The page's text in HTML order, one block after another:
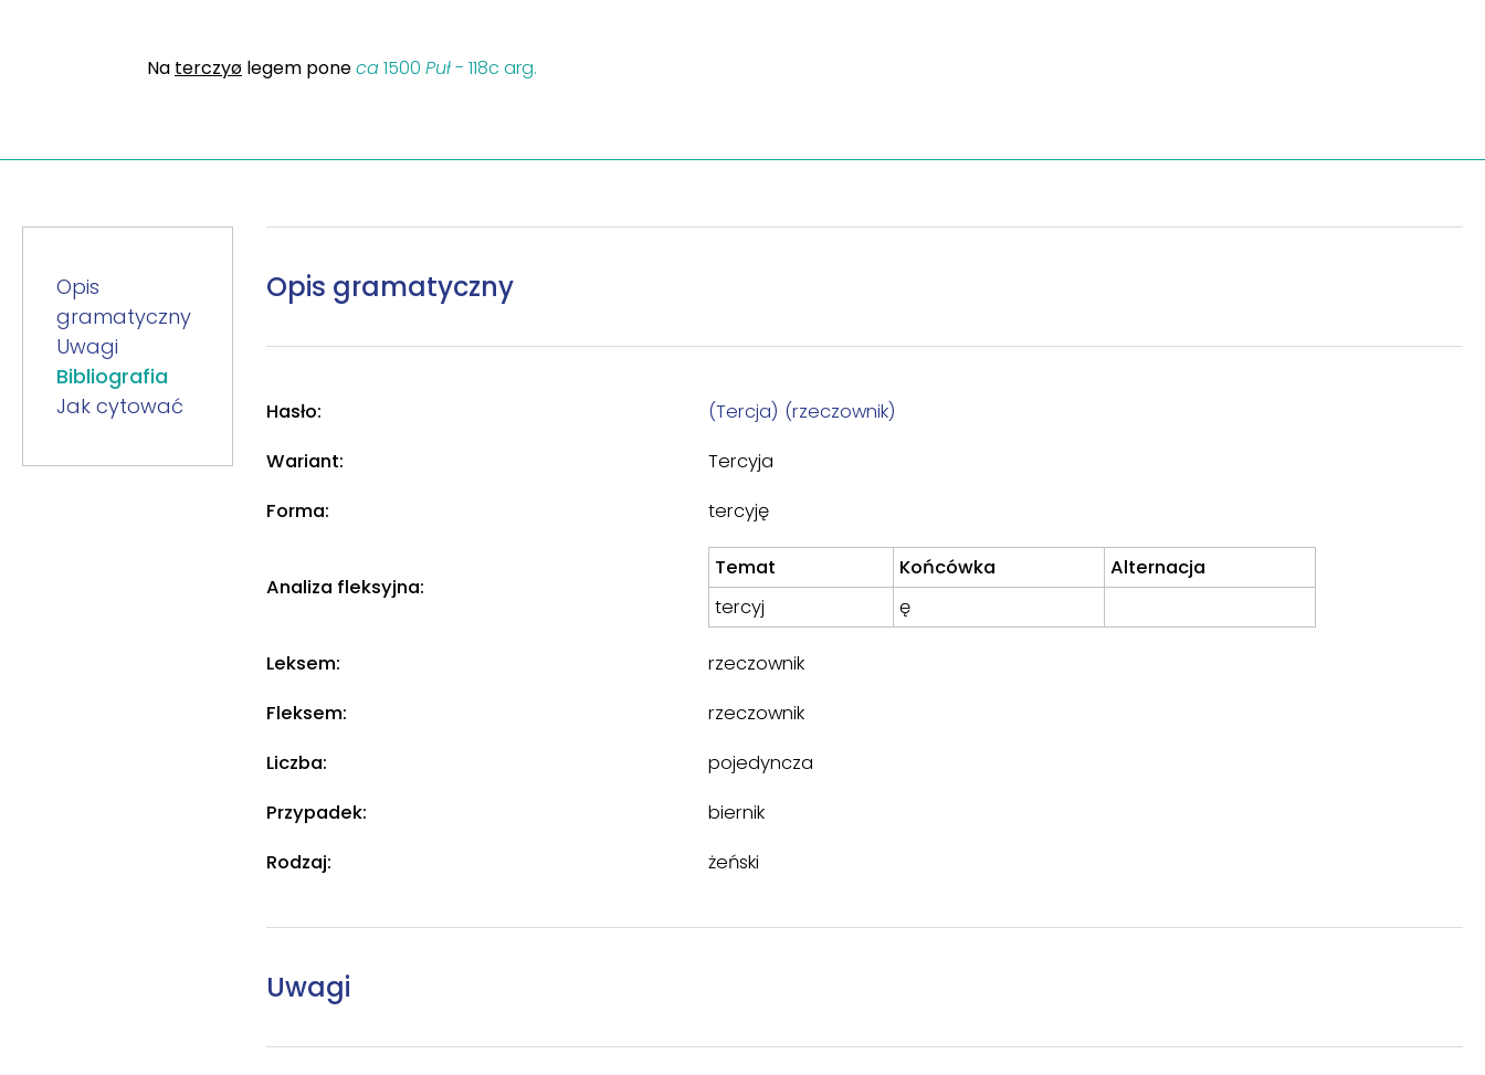
Na terczyø legem poneca1500 Puł- 118c arg.
Opis
gramatyczny
Uwagi
Bibliografia
Jak cytować
Opis gramatyczny
Hasło:
(Tercja) (rzeczownik)
Wariant:
Tercyja
Forma:
tercyję
Analiza fleksyjna:
Temat Końcówka
Alternacja
tercyj
ę
Leksem:
rzeczownik
Fleksem:
rzeczownik
Liczba:
pojedyncza
Przypadek:
biernik
Rodzaj:
żeński
Uwagi